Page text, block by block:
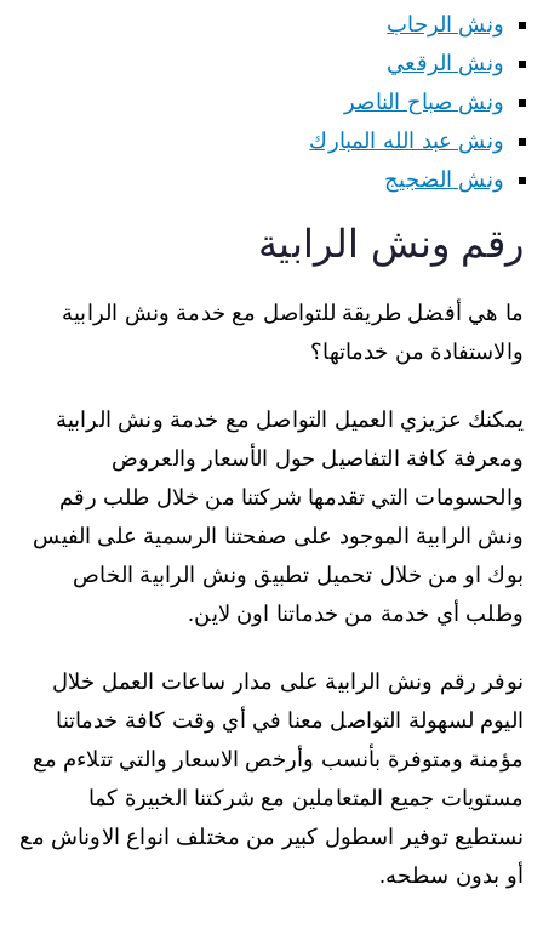
ونش الرحاب
ونش الرقعي
ونش صباح الناصر
ونش عبد الله المبارك
ونش الضجيج
رقم ونش الرابية
ما هي أفضل طريقة للتواصل مع خدمة ونش الرابية
والاستفادة من خدماتها؟
يمكنك عزيزي العميل التواصل مع خدمة ونش الرابية
ومعرفة كافة التفاصيل حول الأسعار والعروض
والحسومات التي تقدمها شركتنا من خلال طلب رقم
ونش الرابية الموجود على صفحتنا الرسمية على الفيس
بوك او من خلال تحميل تطبيق ونش الرابية الخاص
وطلب أي خدمة من خدماتنا اون لاين.
نوفر رقم ونش الرابية على مدار ساعات العمل خلال
اليوم لسهولة التواصل معنا في أي وقت كافة خدماتنا
مؤمنة ومتوفرة بأنسب وأرخص الاسعار والتي تتلاءم مع
مستويات جميع المتعاملين مع شركتنا الخبيرة كما
نستطيع توفير اسطول كبير من مختلف انواع الاوناش مع
أو بدون سطحه.